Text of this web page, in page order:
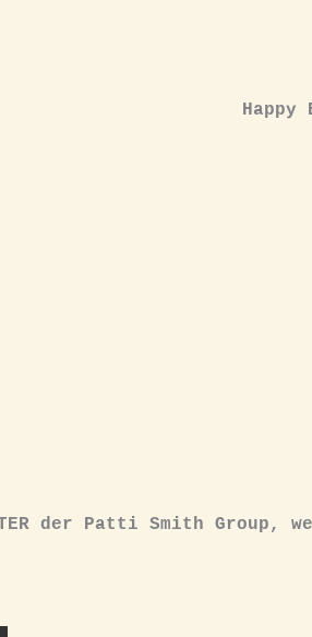
der Patti Smith Group,